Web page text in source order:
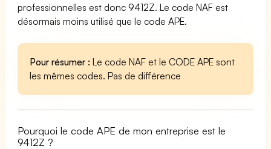
professionnelles est donc 9412Z. Le code NAF est
désormais moins utilisé que le code APE.
Pour résumer : Le code NAF et le CODE APE sont
les mêmes codes. Pas de différence
Pourquoi le code APE de mon entreprise est le
9412Z ?